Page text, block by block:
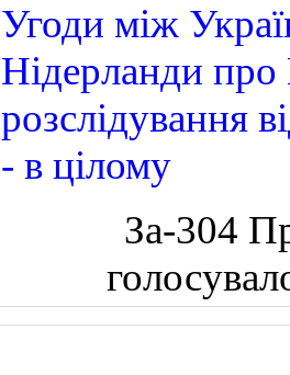
Угоди між
Нідерланди
розслідування
- в цілому
За-304